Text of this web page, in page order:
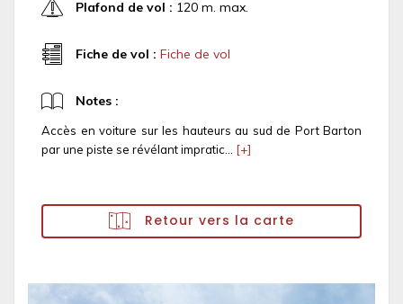
Plafond de vol : 120 m. max.
Fiche de vol : Fiche de vol
Notes :
Accès en voiture sur les hauteurs au sud de Port Barton
par une piste se révélant impratic... [+]
Retour vers la carte